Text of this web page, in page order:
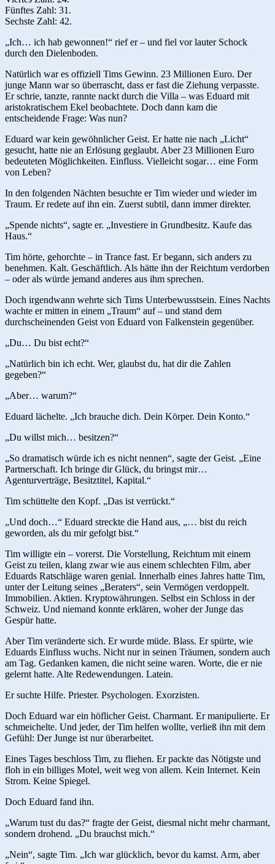
Fünftes Zahl: 31.
Sechste Zahl: 42.
„Ich… ich hab gewonnen!“ rief er – und fiel vor lauter Schock
durch den Dielenboden.
Natürlich war es offiziell Tims Gewinn. 23 Millionen Euro. Der
junge Mann war so überrascht, dass er fast die Ziehung verpasste.
Er schrie, tanzte, rannte nackt durch die Villa – was Eduard mit
aristokratischem Ekel beobachtete. Doch dann kam die
entscheidende Frage: Was nun?
Eduard war kein gewöhnlicher Geist. Er hatte nie nach „Licht“
gesucht, hatte nie an Erlösung geglaubt. Aber 23 Millionen Euro
bedeuteten Möglichkeiten. Einfluss. Vielleicht sogar… eine Form
von Leben?
In den folgenden Nächten besuchte er Tim wieder und wieder im
Traum. Er redete auf ihn ein. Zuerst subtil, dann immer direkter.
„Spende nichts“, sagte er. „Investiere in Grundbesitz. Kaufe das
Haus.“
Tim hörte, gehorchte – in Trance fast. Er begann, sich anders zu
benehmen. Kalt. Geschäftlich. Als hätte ihn der Reichtum verdorben
– oder als würde jemand anderes aus ihm sprechen.
Doch irgendwann wehrte sich Tims Unterbewusstsein. Eines Nachts
wachte er mitten in einem „Traum“ auf – und stand dem
durchscheinenden Geist von Eduard von Falkenstein gegenüber.
„Du… Du bist echt?“
„Natürlich bin ich echt. Wer, glaubst du, hat dir die Zahlen
gegeben?“
„Aber… warum?“
Eduard lächelte. „Ich brauche dich. Dein Körper. Dein Konto.“
„Du willst mich… besitzen?“
„So dramatisch würde ich es nicht nennen“, sagte der Geist. „Eine
Partnerschaft. Ich bringe dir Glück, du bringst mir…
Agenturverträge, Besitztitel, Kapital.“
Tim schüttelte den Kopf. „Das ist verrückt.“
„Und doch…“ Eduard streckte die Hand aus, „… bist du reich
geworden, als du mir gefolgt bist.“
Tim willigte ein – vorerst. Die Vorstellung, Reichtum mit einem
Geist zu teilen, klang zwar wie aus einem schlechten Film, aber
Eduards Ratschläge waren genial. Innerhalb eines Jahres hatte Tim,
unter der Leitung seines „Beraters“, sein Vermögen verdoppelt.
Immobilien. Aktien. Kryptowährungen. Selbst ein Schloss in der
Schweiz. Und niemand konnte erklären, woher der Junge das
Gespür hatte.
Aber Tim veränderte sich. Er wurde müde. Blass. Er spürte, wie
Eduards Einfluss wuchs. Nicht nur in seinen Träumen, sondern auch
am Tag. Gedanken kamen, die nicht seine waren. Worte, die er nie
gelernt hatte. Alte Redewendungen. Latein.
Er suchte Hilfe. Priester. Psychologen. Exorzisten.
Doch Eduard war ein höflicher Geist. Charmant. Er manipulierte. Er
schmeichelte. Und jeder, der Tim helfen wollte, verließ ihn mit dem
Gefühl: Der Junge ist nur überarbeitet.
Eines Tages beschloss Tim, zu fliehen. Er packte das Nötigste und
floh in ein billiges Motel, weit weg von allem. Kein Internet. Kein
Strom. Keine Spiegel.
Doch Eduard fand ihn.
„Warum tust du das?“ fragte der Geist, diesmal nicht mehr charmant,
sondern drohend. „Du brauchst mich.“
„Nein“, sagte Tim. „Ich war glücklich, bevor du kamst. Arm, aber